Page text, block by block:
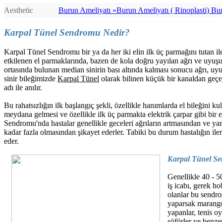
Aesthetic Burun Ameliyatı »Burun Ameliyatı ( Rinoplasti) Burun Ameliyatı (http://bursaburun.com) - Rinoplasti (index.php/estetik-cerrahi/yuz-estetigi-bursa-estetik/burun-estetigi.html) - - Burun Estetiği (http://bursaburun.com/burun-estetik/burun-estetigi.html) Estetik Burun (undefined/) cerrahisi veya rhinoplasti (index.php/estetik-cerrahi/yuz-estetigi-bursa-estetik/burun-estetigi.html), burnun görünümünü iyileştirmek için yeniden en iyi şekli vermek demektir. Rekonstrüktif rhinoplasti (http://bursaburun.com); konjenital anomalileri ve travma nedenli şekil bozukluklarını düzeltmek için uygulanır. Ayıca, burun içi deformitelere (http://www.bursaburun.com) bağlı tıkanıklıkları (http://bursaburun.com/burun-estetigi-hangi-sorunlar-icin-uygulanir-.html) hafifletmek için uygulanan ameliyat olan septoplasti ile birliktede yapılabilir.En iyi Burun Estetiği (http://www.alperbayraktar.com.tr), En İyi Burun Estetikçi (http://www.alperbayraktar.com.tr)Op.Dr.Alper Bayraktar (http://www.alperbayraktar.com.tr) Burun yüz bölgesinin estetiğini belirleyen en önemli unsurdur. Estetik cerrahi alanı içindeki en önemli ameliyat grubunu oluşturan burun estetiği, tıp dilinde rinoplasti olarak adlandırılır. Burun estetiği ameliyatı buruna yeni şekil vermek için uygulanır. Burun ucu kaldırılıp indirilebilir, burun ucu inceltilip sivriltilebilir, veya tam tersi kalınlaştırılabilir, burunda sağa sola eğrilikler varsa düzeltilebilir, burun sırtı çökükse dolgunlaştırılabilir, kambursa fazlalıkları alınabilir, burun delikleri büyükse küçültülebilir, asimetri varsa düzeltilebilir. Burnun şekli ile ilgili problemlerin yanı sıra septum deviasyonu adı verilen iç kıkırdak ve kemik eğrilikleri, buna bağlı nefes alma zorluğu varsa burun estetiği ameliyatı ile birlikte septum deviasyonu ameliyatı da yapılarak nefes almada rahatlama sağlanır. İdeal burun estetiği, buruna yüz ile uyumlu doğal bir şekil vermekle birlikte nefes almayı da rahatlatmalıdır. Burun Ameliyat öncesi göz önünde bulundurulması gerekenler Burun estetiği (http://bursaburun.com/) (Rhinoplasti) düşünülüyorsa, atılması gereken ilk adım estetik cerrah ile görüşmektir. Cerrahi sonrası görünüş ve hisleriniz hakkındaki beklentilerinizi samimi olarak cerrahınızla görüşmelisiniz. Herhangi bir estetik ameliyat olmadan önce duygusal olarak dengeli durumda olmanız en önemli faktörlerden biridir. Rhinoplasti (index.php/estetik-cerrahi/yuz-estetigi-bursa-estetik/burun-estetigi.html) yani burun estetiği burnunuzun şeklini değiştirecek; hayatınızın değil. Estetik cerrahi görünümünüzü iyileştirip sizin kendinize olan güveninizi tazeleyecektir. Cerrahınız sizi muayene ettikten sonra, uygulamadaki kararları etkileyecek diğer değişiklikleri sizinle görüşecektir. Pek çok örnekte rhinoplasti (index.php/estetik-cerrahi/yuz-estetigi-bursa-estetik/burun-estetigi.html) için tavsiye edilen en erken yaş, burnun gelişiminin yüzde doksanını tamamladığı genç yaşlardır. Daha yaşlı bireylerin durumu, yaşa göre farklılıklar göstermektedir. İlk görüşme sırasında cerrah uygulayacağı cerrahi tekniği, anesteziyi, ameliyatın nerede yapılacağı ve gerçekci olarak ameliyattan ne beklenmesi gerektiğini içeren özel detayları size açıklayacaktır. Rhinoplastiye
Karpal Tünel Sendromu Nedir?
Karpal Tünel Sendromu bir ya da her iki elin ilk üç parmağını tutan
etkilenen el parmaklarında, bazen de kola doğru yayılan ağrı ve
ortasında bulunan median sinirin bası altında kalması sonucu ağrı,
sinir bileğimizde Karpal Tünel olarak bilinen küçük bir kanaldan
adı ile anılır.
Bu rahatsızlığın ilk başlangıç şekli, özellikle hanımlarda el bileğini
meydana gelmesi ve özellikle ilk üç parmakta elektrik çarpar gibi bir
Sendromu'nda hastalar genellikle geceleri ağrıların artmasından ve
kadar fazla olmasından şikayet ederler. Tabiki bu durum hastalığın
eder.
Karpal Tünel
Genellikle 40 -
iş icabı, gerek
olanlar bu
yaparsak
yapanlar, tenis